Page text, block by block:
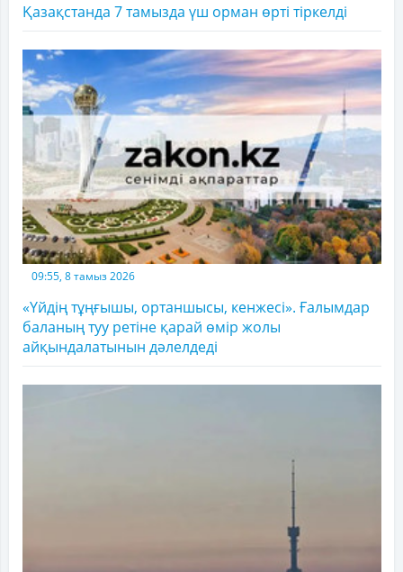
Қазақстанда 7 тамызда үш орман өрті тіркелді
09:55, 8 тамыз 2026
«Үйдің тұңғышы, ортаншысы, кенжесі». Ғалымдар
баланың туу ретіне қарай өмір жолы
айқындалатынын дәлелдеді